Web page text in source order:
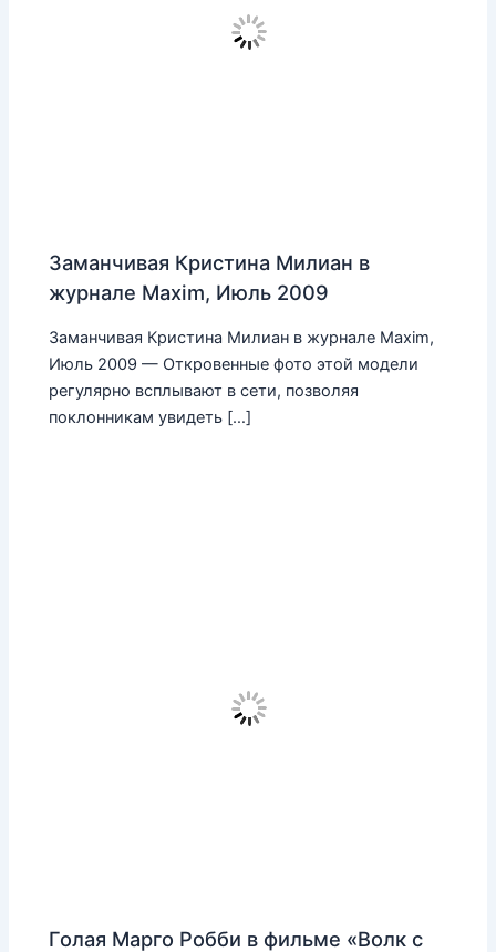
Заманчивая Кристина Милиан в
журнале Maxim, Июль 2009
Заманчивая Кристина Милиан в журнале Maxim,
Июль 2009 — Откровенные фото этой модели
регулярно всплывают в сети, позволяя
поклонникам увидеть […]
Голая Марго Робби в фильме «Волк с